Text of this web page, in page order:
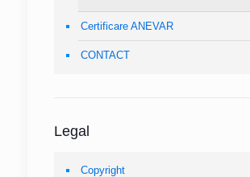
Certificare ANEVAR
CONTACT
Legal
Copyright